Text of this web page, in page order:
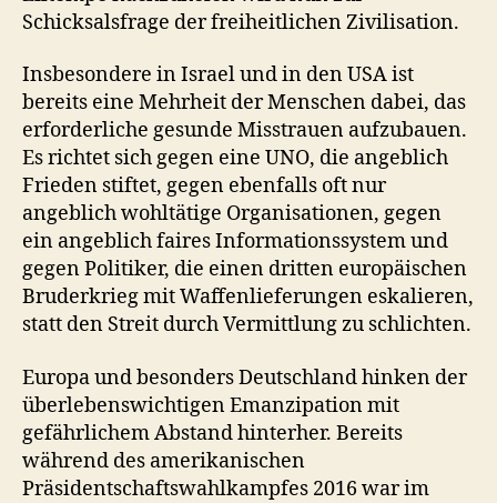
Schicksalsfrage der freiheitlichen Zivilisation.
Insbesondere in Israel und in den USA ist
bereits eine Mehrheit der Menschen dabei, das
erforderliche gesunde Misstrauen aufzubauen.
Es richtet sich gegen eine UNO, die angeblich
Frieden stiftet, gegen ebenfalls oft nur
angeblich wohltätige Organisationen, gegen
ein angeblich faires Informationssystem und
gegen Politiker, die einen dritten europäischen
Bruderkrieg mit Waffenlieferungen eskalieren,
statt den Streit durch Vermittlung zu schlichten.
Europa und besonders Deutschland hinken der
überlebenswichtigen Emanzipation mit
gefährlichem Abstand hinterher. Bereits
während des amerikanischen
Präsidentschaftswahlkampfes 2016 war im